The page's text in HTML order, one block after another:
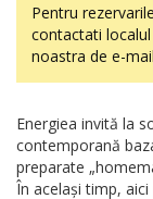
Pentru
contactati
noastra de e-
Energiea invită la
contemporană
preparate
În același timp,